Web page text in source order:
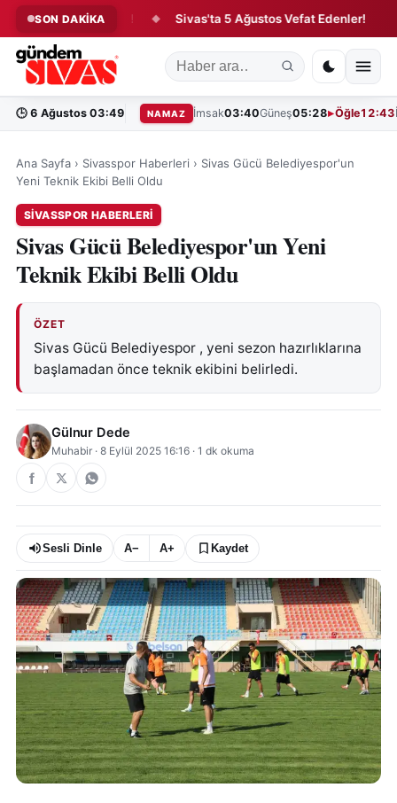
SON DAKİKA
Hareketliliği! ◆ Sivas'ta 5 Ağustos Vefat Edenler! ◆
🕒 6 Ağustos 03:49 NAMAZ İmsak03:40Güneş05:28 Öğle12:43
Ana Sayfa › Sivasspor Haberleri › Sivas Gücü Belediyespor'un
Yeni Teknik Ekibi Belli Oldu
SIVASSPOR HABERLERI
Sivas Gücü Belediyespor'un Yeni
Teknik Ekibi Belli Oldu
ÖZET
Sivas Gücü Belediyespor , yeni sezon hazırlıklarına
başlamadan önce teknik ekibini belirledi.
Gülnur Dede
Muhabir · 8 Eylül 2025 16:16 · 1 dk okuma
Sesli Dinle A− A+ Kaydet